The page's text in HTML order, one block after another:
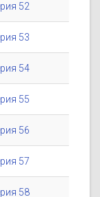
52
53
54
55
56
57
58